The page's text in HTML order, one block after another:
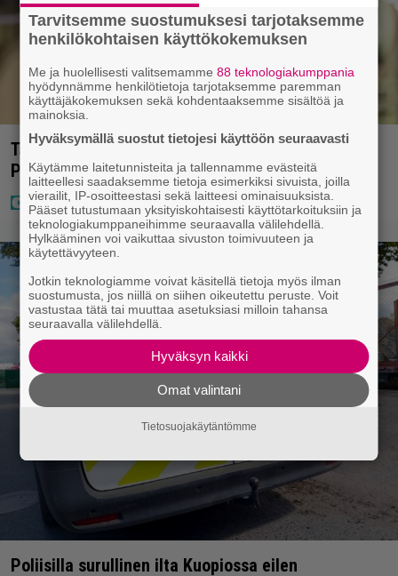
Tältä näyttää Vappu Pimiän perhelomalla
Portugalissa – ”Kaunis mekko”
Poliisilla surullinen ilta Kuopiossa eilen
Tarvitsemme suostumuksesi tarjotaksemme
henkilökohtaisen käyttökokemuksen
Me ja huolellisesti valitsemamme88 teknologiakumppania
hyödynnämme henkilötietoja tarjotaksemme paremman
käyttäjäkokemuksen sekä kohdentaaksemme sisältöä ja
mainoksia.
Hyväksymällä suostut tietojesi käyttöön seuraavasti
Käytämme laitetunnisteita ja tallennamme evästeitä
laitteellesi saadaksemme tietoja esimerkiksi sivuista, joilla
vierailit, IP-osoitteestasi sekä laitteesi ominaisuuksista.
Pääset tutustumaan yksityiskohtaisesti käyttötarkoituksiin ja
teknologiakumppaneihimme seuraavalla välilehdellä.
Hylkääminen voi vaikuttaa sivuston toimivuuteen ja
käytettävyyteen.
Jotkin teknologiamme voivat käsitellä tietoja myös ilman
suostumusta, jos niillä on siihen oikeutettu peruste. Voit
vastustaa tätä tai muuttaa asetuksiasi milloin tahansa
seuraavalla välilehdellä.
Hyväksyn kaikki
Omat valintani
Tietosuojakäytäntömme